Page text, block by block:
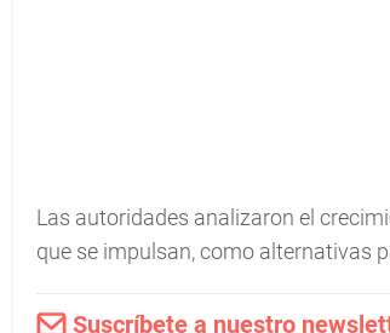
Las autoridades analizaron el
que se impulsan, como alternativas
Suscríbete a nuestro